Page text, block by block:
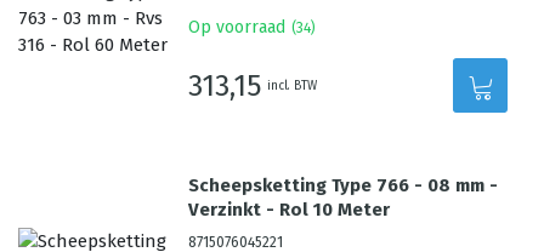
Op voorraad (34)
313,15 incl. BTW
Scheepsketting Type 766 - 08 mm -
Verzinkt - Rol 10 Meter
8715076045221